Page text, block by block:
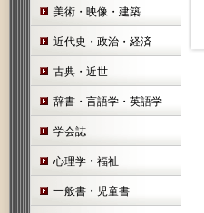
美術・映像・建築
近代史・政治・経済
古典・近世
辞書・言語学・英語学
学会誌
心理学・福祉
一般書・児童書